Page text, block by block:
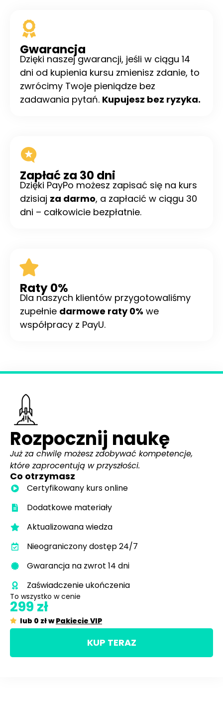
Gwarancja
Dzięki naszej gwarancji, jeśli w ciągu 14
dni od kupienia kursu zmienisz zdanie, to
zwrócimy Twoje pieniądze bez
zadawania pytań. Kupujesz bez ryzyka.
Zapłać za 30 dni
Dzięki PayPo możesz zapisać się na kurs
dzisiaj za darmo, a zapłacić w ciągu 30
dni – całkowicie bezpłatnie.
Raty 0%
Dla naszych klientów przygotowaliśmy
zupełnie darmowe raty 0% we
współpracy z PayU.
Rozpocznij naukę
Już za chwilę możesz zdobywać kompetencje,
które zaprocentują w przyszłości.
Co otrzymasz
Certyfikowany kurs online
Dodatkowe materiały
Aktualizowana wiedza
Nieograniczony dostęp 24/7
Gwarancja na zwrot 14 dni
Zaświadczenie ukończenia
To wszystko w cenie​
299 zł
lub 0 zł wPakiecie VIP
KUP TERAZ